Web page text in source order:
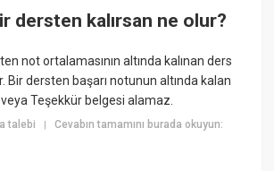
dersten kalırsan ne olur?
not ortalamasının altında kalınan ders
Bir dersten başarı notunun altında kalan
Teşekkür belgesi alamaz.
talebi |Cevabın tamamını burada okuyun: